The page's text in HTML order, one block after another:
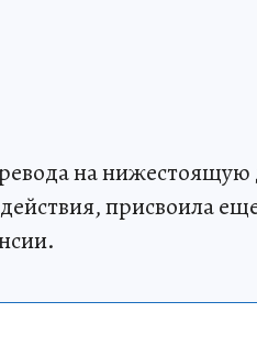
на
присвоила